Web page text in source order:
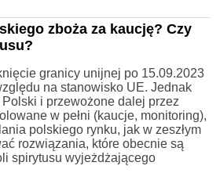
zboża za kaucję? Czy
granicy unijnej po 15.09.2023
na stanowisko UE. Jednak
i przewożone dalej przez
w pełni (kaucje, monitoring),
polskiego rynku, jak w zeszłym
rozwiązania, które obecnie są
spirytusu wyjeżdżającego